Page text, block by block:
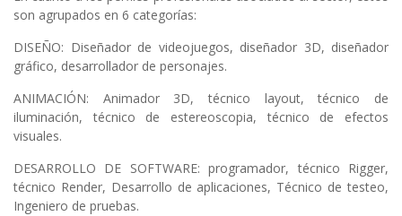
son agrupados en 6 categorías:
DISEÑO: Diseñador de videojuegos, diseñador 3D, diseñador
gráfico, desarrollador de personajes.
ANIMACIÓN: Animador 3D, técnico layout, técnico de
iluminación, técnico de estereoscopia, técnico de efectos
visuales.
DESARROLLO DE SOFTWARE: programador, técnico Rigger,
técnico Render, Desarrollo de aplicaciones, Técnico de testeo,
Ingeniero de pruebas.